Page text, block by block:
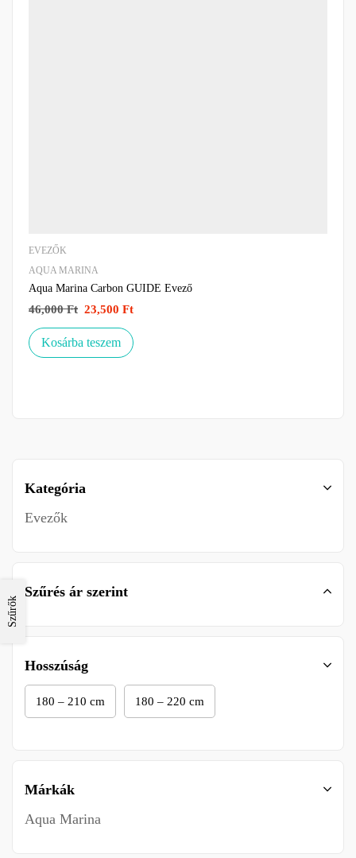
Kategória
Evezők
Szűrés ár szerint
Hosszúság
180 – 210 cm 180 – 220 cm
Márkák
Aqua Marina
Szűrők
EVEZŐK
AQUA MARINA
Aqua Marina Carbon GUIDE Evező
46,000Ft 23,500 Ft
Kosárba teszem